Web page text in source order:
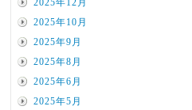
2025年12月
2025年10月
2025年9月
2025年8月
2025年6月
2025年5月